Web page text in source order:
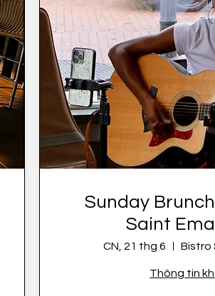
Sunday
Saint
CN, 21 thg 6 Bistro
Thông tin